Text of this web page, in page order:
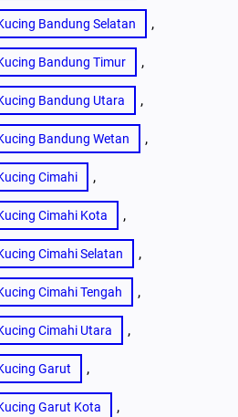
Bandung Selatan ,
Bandung Timur ,
Bandung Utara ,
Bandung Wetan ,
Cimahi ,
Cimahi Kota ,
Cimahi Selatan ,
Cimahi Tengah ,
Cimahi Utara ,
Garut ,
Garut Kota ,